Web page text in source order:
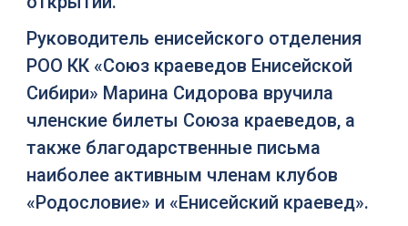
Руководитель енисейского отделения
РОО КК «Союз краеведов Енисейской
Сибири» Марина Сидорова вручила
членские билеты Союза краеведов, а
также благодарственные письма
наиболее активным членам клубов
«Родословие» и «Енисейский краевед».